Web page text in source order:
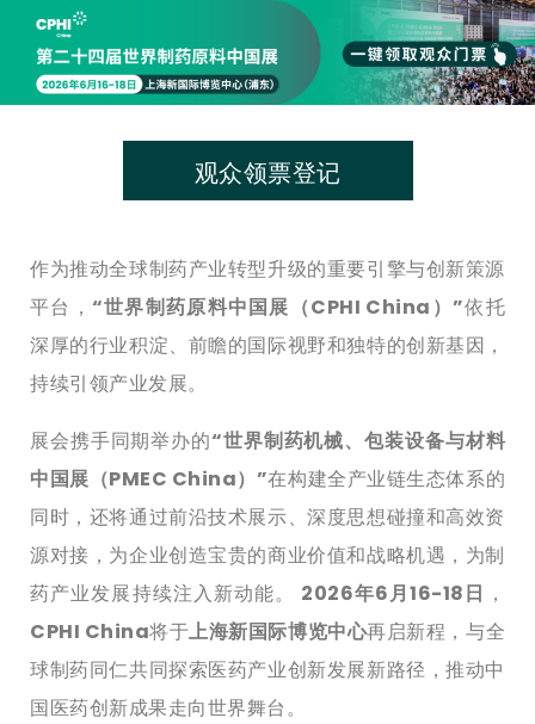
观众领票登记
作为推动全球制药产业转型升级的重要引擎与创新策源
平台， “世界制药原料中国展（CPHI China）”依托
深厚的行业积淀、前瞻的国际视野和独特的创新基因，
持续引领产业发展。
展会携手同期举办的“世界制药机械、包装设备与材料
中国展（PMEC China）”在构建全产业链生态体系的
同时，还将通过前沿技术展示、深度思想碰撞和高效资
源对接，为企业创造宝贵的商业价值和战略机遇，为制
药产业发展持续注入新动能。 2026年6月16-18日 ，
CPHI China将于上海新国际博览中心再启新程，与全
球制药同仁共同探索医药产业创新发展新路径，推动中
国医药创新成果走向世界舞台。